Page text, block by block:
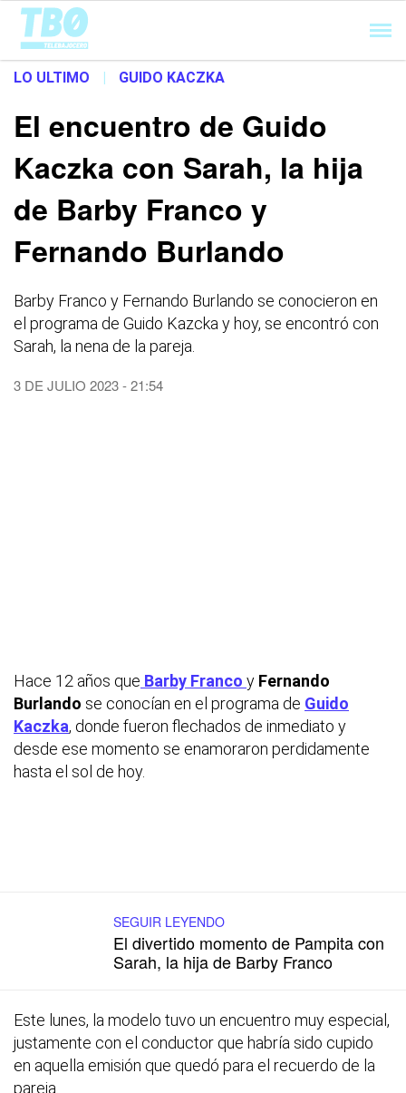
Cargando...
LO ULTIMO | GUIDO KACZKA
El encuentro de Guido
Kaczka con Sarah, la hija
de Barby Franco y
Fernando Burlando
Barby Franco y Fernando Burlando se conocieron en
el programa de Guido Kazcka y hoy, se encontró con
Sarah, la nena de la pareja.
3 DE JULIO 2023 - 21:54
Hace 12 años que Barby Franco y Fernando
Burlando se conocían en el programa de Guido
Kaczka, donde fueron flechados de inmediato y
desde ese momento se enamoraron perdidamente
hasta el sol de hoy.
SEGUIR LEYENDO
El divertido momento de Pampita con
Sarah, la hija de Barby Franco
Este lunes, la modelo tuvo un encuentro muy especial,
justamente con el conductor que habría sido cupido
en aquella emisión que quedó para el recuerdo de la
pareja.